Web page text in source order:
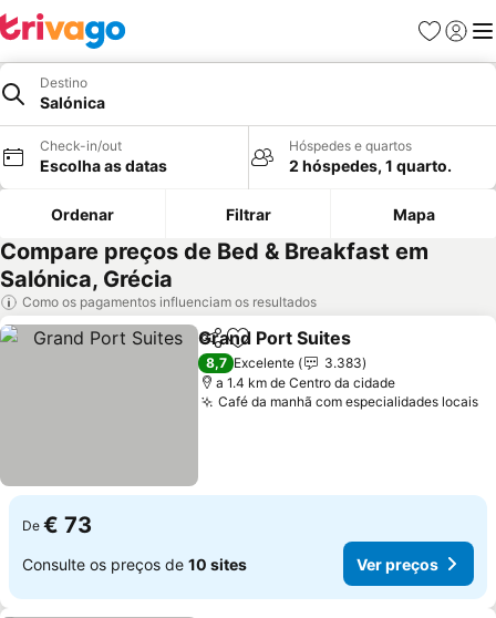
Favoritos
Iniciar
Destino
Salónica
Check-in/out
Escolha as datas
Hóspedes e quartos
2 hóspedes, 1 quarto.
Ordenar Filtrar Mapa
Compare preços de Bed & Breakfast em
Salónica, Grécia
Como os pagamentos influenciam os resultados
PartilharAdicionar aos favoritos
Grand Port Suites
8,7 Excelente
3.383
a 1.4 km de Centro da cidade
Café da manhã com especialidades locais
De € 73
Consulte os preços de 10 sites Ver preços